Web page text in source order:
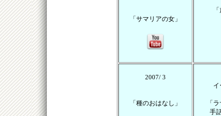
「サマリアの女」
2007/ 3
「種のおはなし」
「
手